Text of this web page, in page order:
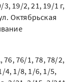
19/2, 21, 19/1 г,
Октябрьская
76, 76/1, 78, 78/2,
4, 1/8, 1/6, 1/5,